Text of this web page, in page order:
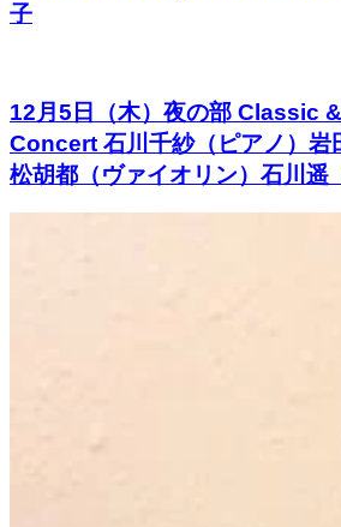
子
12月5日（木）夜の部 Classic
Concert 石川千紗（ピアノ）岩
松胡都（ヴァイオリン）石川遥